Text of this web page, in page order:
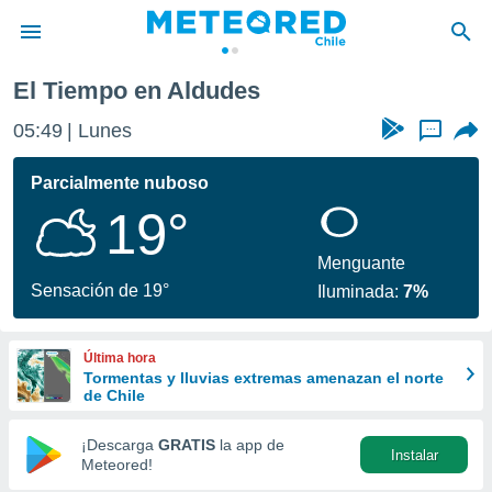
de
por
se
calidad.
a este
las
y
forma
digital
basada
El Tiempo en Aldudes
05:49 Lunes ...
Parcialmente nuboso
19°
Sensación de 19°
Menguante
Iluminada:7%
Última hora
Tormentas y lluvias extremas amenazan el norte
de Chile
¡Descarga GRATIS la app de
Meteored!
Instalar